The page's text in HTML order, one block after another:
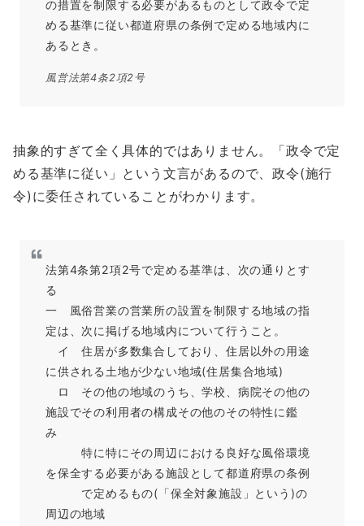
の措置を制限する必要があるものとして政令で定
める基準に従い都道府県の条例で定める地域内に
あるとき。
風営法第4条2項2号
抽象的すぎて全く具体的ではありません。「政令で定
める基準に従い」という文言があるので、政令(施行
令)に委任されていることがわかります。
法第4条第2項2号で定める基準は、次の通りとす
る
一 風俗営業の営業所の設置を制限する地域の指
定は、次に掲げる地域内について行うこと。
イ 住居が多数集合しており、住居以外の用途
に供される土地が少ない地域(住居集合地域)
ロ その他の地域のうち、学校、病院その他の
施設でその利用者の構成その他のその特性に鑑
み
特に特にその周辺における良好な風俗環境
を保全する必要がある施設として都道府県の条例
で定めるもの(「保全対象施設」という)の
周辺の地域